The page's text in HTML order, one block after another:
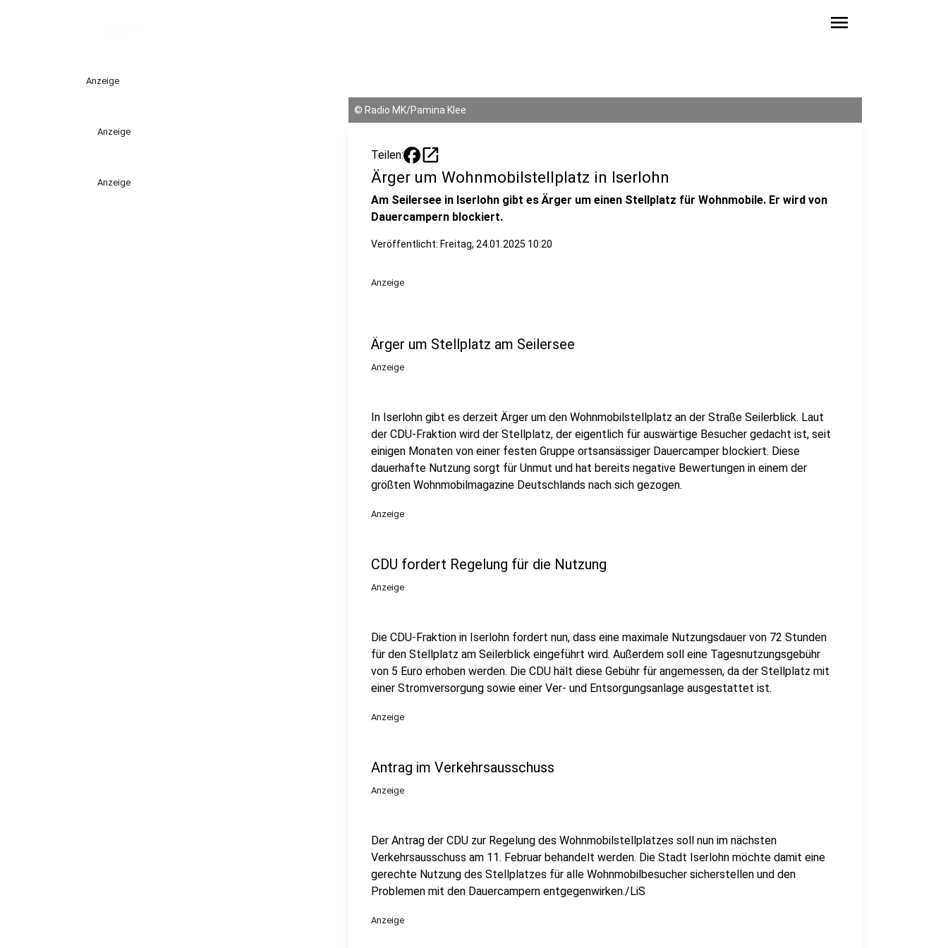
menu
Anzeige
Anzeige
Anzeige
© Radio MK/Pamina Klee
Teilen: open_in_new
Ärger um Wohnmobilstellplatz in Iserlohn
Am Seilersee in Iserlohn gibt es Ärger um einen Stellplatz für Wohnmobile. Er wird von
Dauercampern blockiert.
Veröffentlicht: Freitag, 24.01.2025 10:20
Anzeige
Ärger um Stellplatz am Seilersee
Anzeige
In Iserlohn gibt es derzeit Ärger um den Wohnmobilstellplatz an der Straße Seilerblick. Laut
der CDU-Fraktion wird der Stellplatz, der eigentlich für auswärtige Besucher gedacht ist, seit
einigen Monaten von einer festen Gruppe ortsansässiger Dauercamper blockiert. Diese
dauerhafte Nutzung sorgt für Unmut und hat bereits negative Bewertungen in einem der
größten Wohnmobilmagazine Deutschlands nach sich gezogen.
Anzeige
CDU fordert Regelung für die Nutzung
Anzeige
Die CDU-Fraktion in Iserlohn fordert nun, dass eine maximale Nutzungsdauer von 72 Stunden
für den Stellplatz am Seilerblick eingeführt wird. Außerdem soll eine Tagesnutzungsgebühr
von 5 Euro erhoben werden. Die CDU hält diese Gebühr für angemessen, da der Stellplatz mit
einer Stromversorgung sowie einer Ver- und Entsorgungsanlage ausgestattet ist.
Anzeige
Antrag im Verkehrsausschuss
Anzeige
Der Antrag der CDU zur Regelung des Wohnmobilstellplatzes soll nun im nächsten
Verkehrsausschuss am 11. Februar behandelt werden. Die Stadt Iserlohn möchte damit eine
gerechte Nutzung des Stellplatzes für alle Wohnmobilbesucher sicherstellen und den
Problemen mit den Dauercampern entgegenwirken./LiS
Anzeige